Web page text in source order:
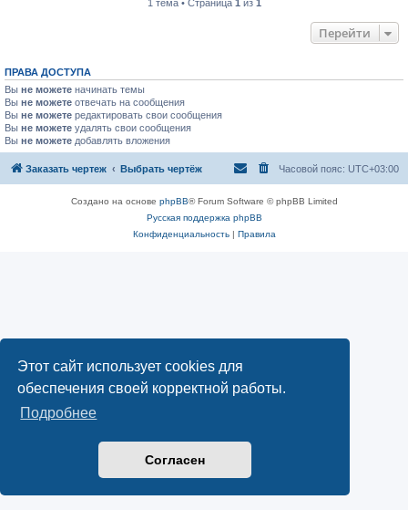
Этот сайт использует cookies для
обеспечения своей корректной работы.
Подробнее
Согласен
1 тема • Страница 1 из 1
Перейти
ПРАВА ДОСТУПА
Вы не можете начинать темы
Вы не можете отвечать на сообщения
Вы не можете редактировать свои сообщения
Вы не можете удалять свои сообщения
Вы не можете добавлять вложения
Заказать чертеж Выбрать чертёж Часовой пояс: UTC+03:00
Создано на основе phpBB® Forum Software © phpBB Limited
Русская поддержка phpBB
Конфиденциальность| Правила